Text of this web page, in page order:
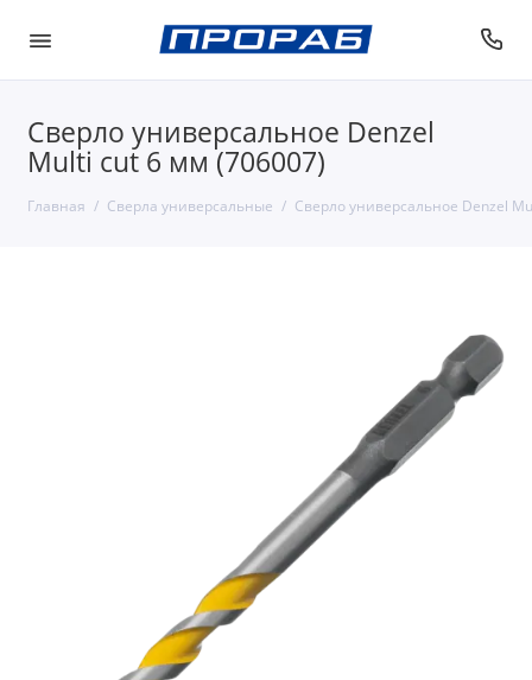
Сверло универсальное Denzel
Multi cut 6 мм (706007)
Главная Сверла универсальные Сверло универсальное Denzel